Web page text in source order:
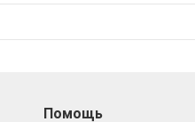
Помощь